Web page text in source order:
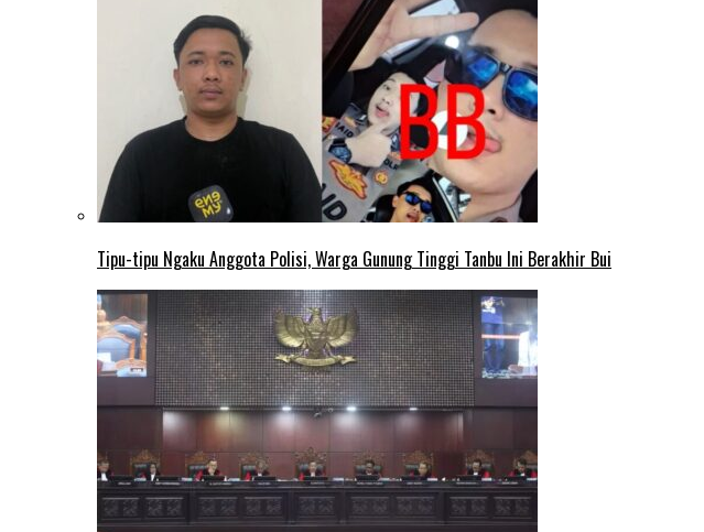
Tipu-tipu Ngaku Anggota Polisi, Warga Gunung Tinggi Tanbu Ini Berakhir Bui